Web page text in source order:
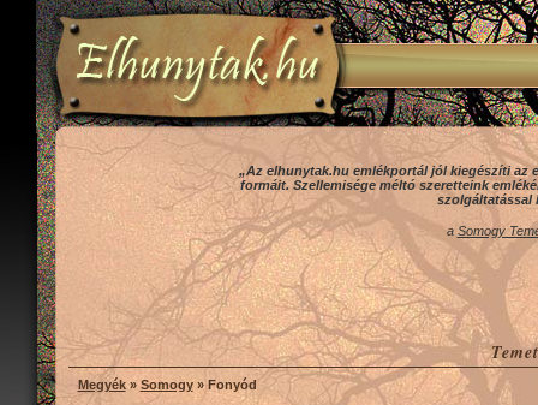
„Az elhunytak.hu emlékportál jól kiegészíti az
formáit. Szellemisége méltó szeretteink
szolgáltatással
a Somogy
Megyék» Somogy» Fonyód